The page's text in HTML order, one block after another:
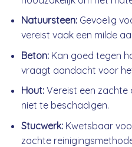
Natuursteen:Gevoelig
vereist vaak een milde
Beton:Kan goed tegen
vraagt aandacht voor
Hout:Vereist een zachte
niet te beschadigen.
Stucwerk:Kwetsbaar
zachte